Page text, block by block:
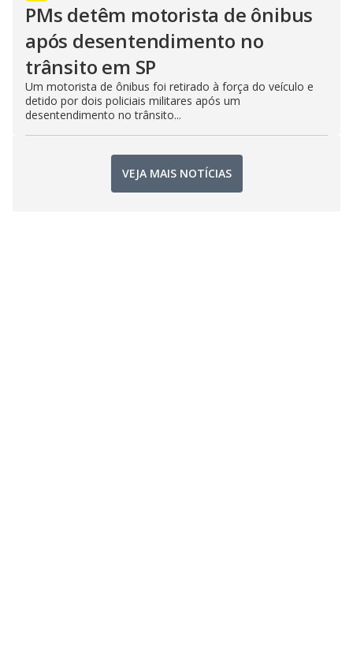
PMs detêm motorista de ônibus
após desentendimento no
trânsito em SP
Um motorista de ônibus foi retirado à força do veículo e
detido por dois policiais militares após um
desentendimento no trânsito...
VEJA MAIS NOTÍCIAS